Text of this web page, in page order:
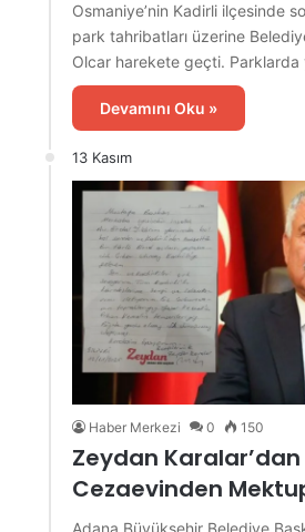
Osmaniye’nin Kadirli ilçesinde
park tahribatları üzerine
Olcar harekete geçti.
Devamını Oku »
13 Kasım
Haber Merkezi 0 150
Zeydan
Cezaevinden
Adana Büyükşehir Belediye